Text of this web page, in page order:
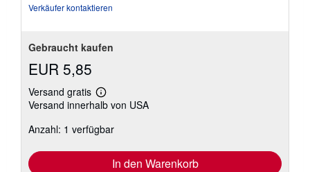
Verkäufer kontaktieren
Gebraucht kaufen
EUR 5,85
Versand gratis
Weitere
Informationen
Versandkosten
Versand innerhalb von USA
Anzahl: 1 verfügbar
In den Warenkorb